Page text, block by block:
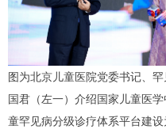
图为北京儿童医院党委书记、
国君（左一）介绍国家儿童医
童罕见病分级诊疗体系平台建